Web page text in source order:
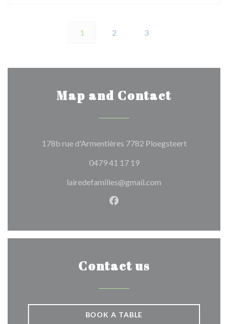
1 2 3
Map and Contact
178b rue d'Armentières 7782 Ploegsteert((opens in
0479 41 17 19
lairedefamilles@gmail.com
Facebook ((opens in a new
Contact us
BOOK A TABLE